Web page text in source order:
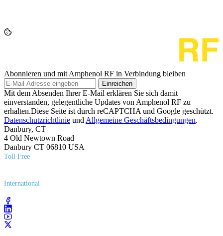
Abonnieren und mit Amphenol RF in Verbindung bleiben
Einreichen
Mit dem Absenden Ihrer E-Mail erklären Sie sich damit
einverstanden, gelegentliche Updates von Amphenol RF zu
erhalten.Diese Seite ist durch reCAPTCHA und Google geschützt.
Datenschutzrichtlinie und Allgemeine Geschäftsbedingungen.
Danbury, CT
4 Old Newtown Road
Danbury CT 06810 USA
Toll Free
International